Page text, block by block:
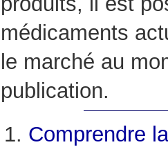
médicaments
le marché au
publication.
Comprendre